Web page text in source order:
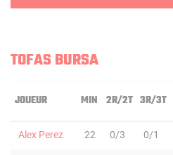
TOFAS BURSA
JOUEUR MIN 2R/2T 3R/3T
Alex Perez 22 0/3 0/1